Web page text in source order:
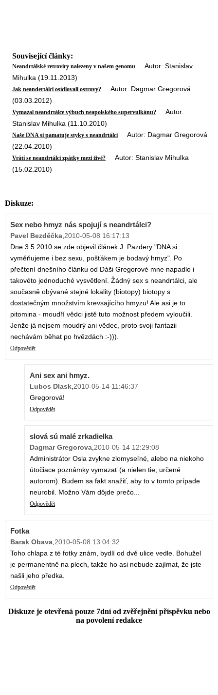
Související články:
Neandrtálské retroviry nalezeny v našem genomu Autor: Stanislav
Mihulka (19.11.2013)
Jak neandertálci osídlovali ostrovy? Autor: Dagmar Gregorová
(03.03.2012)
Vymazal neandrtálce výbuch neapolského supervulkánu? Autor:
Stanislav Mihulka (11.10.2010)
Naše DNA si pamatuje styky s neandrtálci Autor: Dagmar Gregorová
(22.04.2010)
Vrátí se neandrtálci zpátky mezi živé? Autor: Stanislav Mihulka
(15.02.2010)
Diskuze:
Sex nebo hmyz nás spojují s neandrtálci?
Pavel Bezděčka,2010-05-08 16:17:13
Dne 3.5.2010 se zde objevil článek J. Pazdery "DNA si
vyměňujeme i bez sexu, pošťákem je bodavý hmyz". Po
přečtení dnešního článku od Dáši Gregorové mne napadlo i
takovéto jednoduché vysvětlení. Žádný sex s neandrtálci, ale
současně obývané stejné lokality (biotopy) biotopy s
dostatečným množstvím krevsajícího hmyzu! Ale asi je to
pitomina - moudří vědci jistě tuto možnost předem vyloučili.
Jenže já nejsem moudrý ani vědec, proto svoji fantazii
nechávám běhat po hvězdách :-))).
Odpovědět
Ani sex ani hmyz.
Lubos Dlask,2010-05-14 11:46:37
Gregorová!
Odpovědět
slová sú malé zrkadielka
Dagmar Gregorova,2010-05-14 12:29:08
Administrátor Osla zvykne zlomyseľné, alebo na niekoho
útočiace poznámky vymazať (a nielen tie, určené
autorom). Budem sa fakt snažiť, aby to v tomto prípade
neurobil. Možno Vám dôjde prečo...
Odpovědět
Fotka
Barak Obava,2010-05-08 13:04:32
Toho chlapa z té fotky znám, bydlí od dvě ulice vedle. Bohužel
je permanentně na plech, takže ho asi nebude zajímat, že jste
našli jeho předka.
Odpovědět
Diskuze je otevřená pouze 7dní od zvěřejnění příspěvku nebo
na povolení redakce